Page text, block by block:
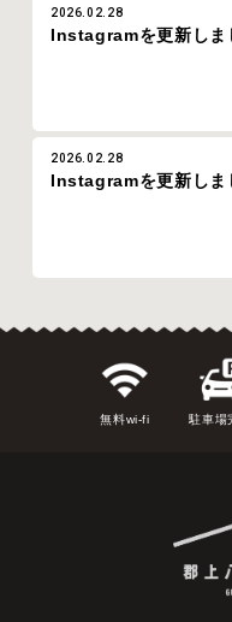
2026.02.28
Instagramを更新しま
2026.02.28
Instagramを更新しま
無料wi-fi 駐車場